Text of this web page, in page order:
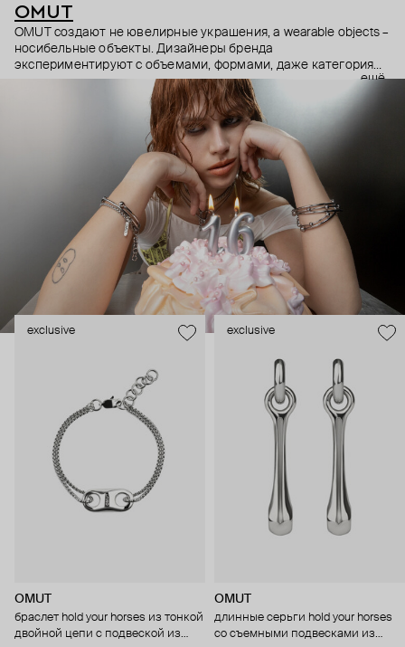
OMUT
OMUT создают не ювелирные украшения, а wearable objects –
носибельные объекты. Дизайнеры бренда
экспериментируют с объемами, формами, даже категориями
украшений (цепи – не только на шею, но и на тело). В
результате получаются лаконичные украшения, но всегда с
неожиданными деталями: колье с пирсингом, шипованные
сердца и серьги-цепи. Украшения OMUT носят стилисты,
музыкальные исполнители и лидеры мнений: Алексей
Сухарев, Андрей Toxi$, Валя Карнавал и многие другие.
Эксклюзивно для Poison Drop бренд выпустил коллекцию
HOLD YOUR HORSES (Придержи своих коней),
вдохновленную удилами для контроля лошадей: не через
силу, а через точность давления.
ещё
exclusive
OMUT
браслет hold your horses из тонкой
двойной цепи с подвеской из
exclusive
OMUT
длинные серьги hold your horses
со съемными подвесками из